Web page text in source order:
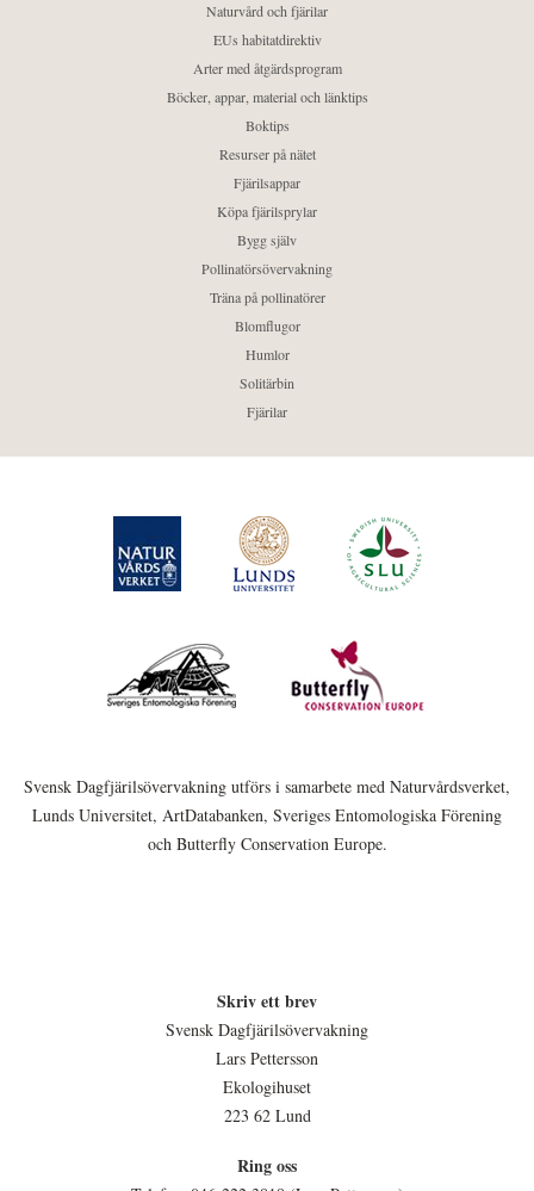
Naturvård och fjärilar
EUs habitatdirektiv
Arter med åtgärdsprogram
Böcker, appar, material och länktips
Boktips
Resurser på nätet
Fjärilsappar
Köpa fjärilsprylar
Bygg själv
Pollinatörsövervakning
Träna på pollinatörer
Blomflugor
Humlor
Solitärbin
Fjärilar
Svensk Dagfjärilsövervakning utförs i samarbete med Naturvårdsverket,
Lunds Universitet, ArtDatabanken, Sveriges Entomologiska Förening
och Butterfly Conservation Europe.
Skriv ett brev
Svensk Dagfjärilsövervakning
Lars Pettersson
Ekologihuset
223 62 Lund
Ring oss